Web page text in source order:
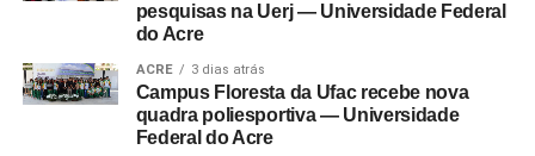
pesquisas na Uerj — Universidade Federal
do Acre
ACRE 3 dias atrás
Campus Floresta da Ufac recebe nova
quadra poliesportiva — Universidade
Federal do Acre